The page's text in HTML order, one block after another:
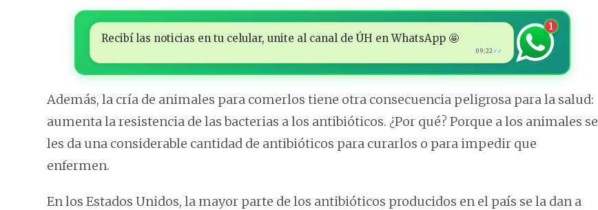
Recibí las noticias en tu celular, unite al canal de ÚH en WhatsApp 🤩
09:22✓✓
1
Además, la cría de animales para comerlos tiene otra consecuencia peligrosa para la salud:
aumenta la resistencia de las bacterias a los antibióticos. ¿Por qué? Porque a los animales se
les da una considerable cantidad de antibióticos para curarlos o para impedir que
enfermen.
En los Estados Unidos, la mayor parte de los antibióticos producidos en el país se la dan a